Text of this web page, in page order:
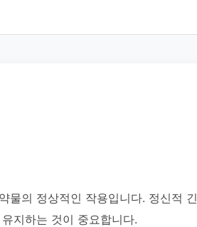
물의 정상적인 작용입니다. 정신적 긴
지하는 것이 중요합니다.